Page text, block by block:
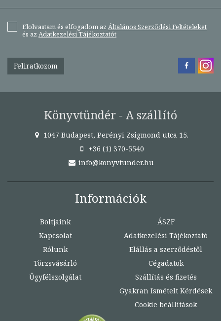
Elolvastam és elfogadom az Általános Szerződési Feltételeket
és az Adatkezelési Tájékoztatót
Feliratkozom
Könyvtündér - A szállító
1047 Budapest, Perényi Zsigmond utca 15.
+36 (1) 370-5540
info@konyvtunder.hu
Információk
Boltjaink
Kapcsolat
Rólunk
Törzsvásárló
Ügyfélszolgálat
ÁSZF
Adatkezelési Tájékoztató
Elállás a szerződéstől
Cégadatok
Szállítás és fizetés
Gyakran Ismételt Kérdések
Cookie beállítások